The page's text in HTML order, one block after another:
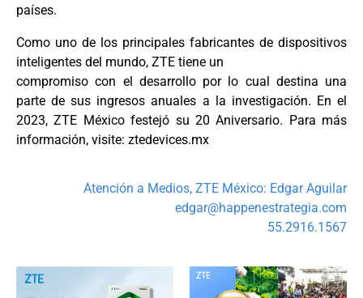
países.
Como uno de los principales fabricantes de dispositivos
inteligentes del mundo, ZTE tiene un
compromiso con el desarrollo por lo cual destina una
parte de sus ingresos anuales a la investigación. En el
2023, ZTE México festejó su 20 Aniversario. Para más
información, visite: ztedevices.mx
Atención a Medios, ZTE México: Edgar Aguilar
edgar@happenestrategia.com
55.2916.1567